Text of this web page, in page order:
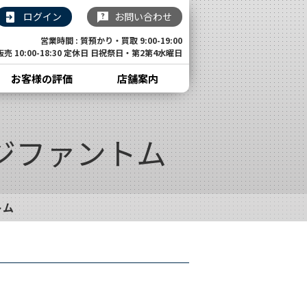
ログイン お問い合わせ
営業時間 : 質預かり・買取 9:00-19:00
売 10:00-18:30 定休日 日祝祭日・第2第4水曜日
お客様の評価 店舗案内
ァントム